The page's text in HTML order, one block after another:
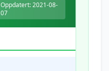
Oppdatert: 2021-08-
07